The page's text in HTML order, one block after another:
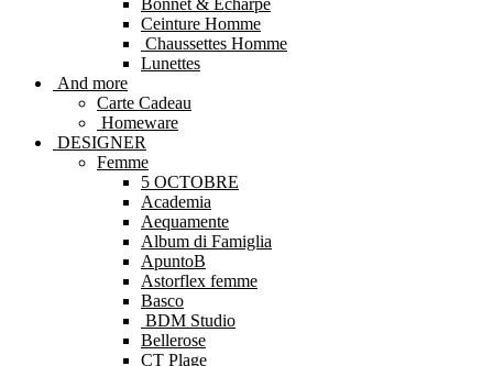
Bonnet & Echarpe
Ceinture Homme
Chaussettes Homme
Lunettes
And more
Carte Cadeau
Homeware
DESIGNER
Femme
5 OCTOBRE
Academia
Aequamente
Album di Famiglia
ApuntoB
Astorflex femme
Basco
BDM Studio
Bellerose
CT Plage